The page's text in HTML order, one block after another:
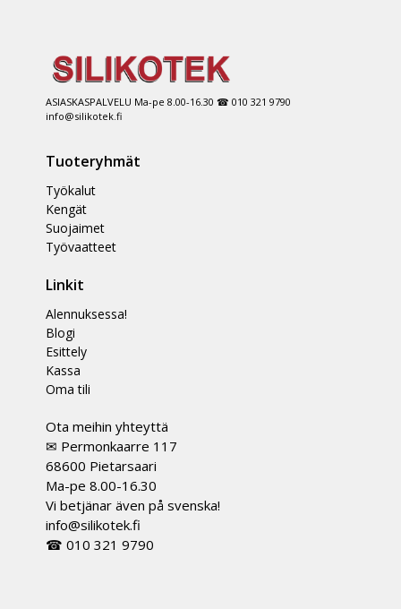
ASIASKASPALVELU Ma-pe 8.00-16.30 ☎ 010 321 9790
info@silikotek.fi
Tuoteryhmät
Työkalut
Kengät
Suojaimet
Työvaatteet
Linkit
Alennuksessa!
Blogi
Esittely
Kassa
Oma tili
Ota meihin yhteyttä
✉ Permonkaarre 117
68600 Pietarsaari
Ma-pe 8.00-16.30
Vi betjänar även på svenska!
info@silikotek.fi
☎ 010 321 9790